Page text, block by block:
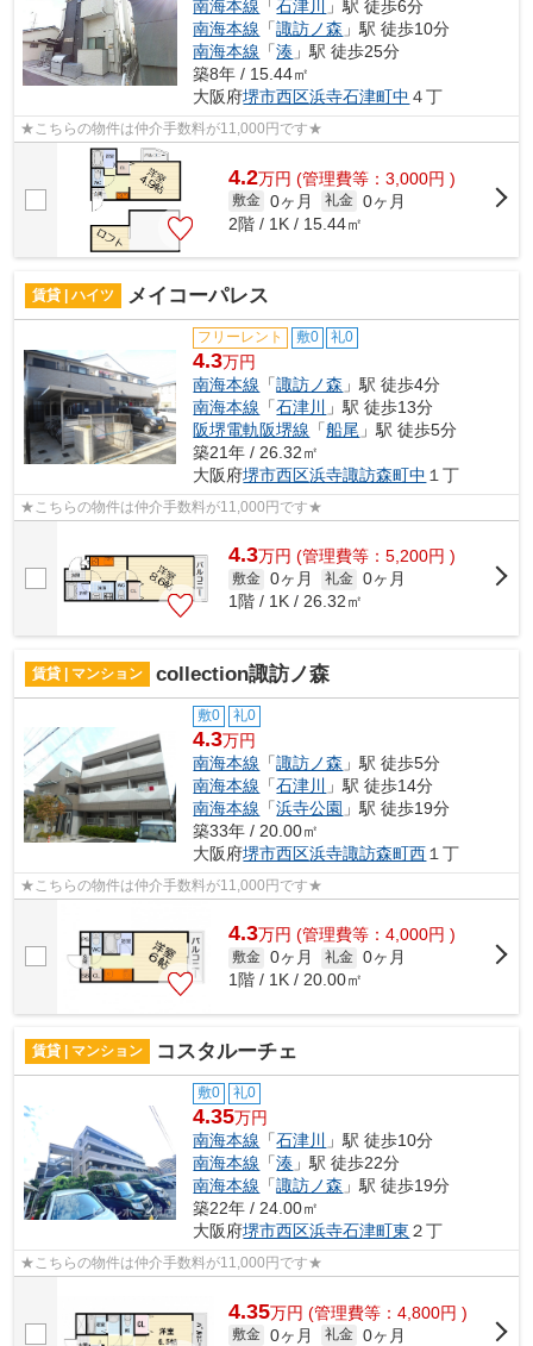
南海本線 「石津川
」駅 徒歩6分
南海本線 「諏訪ノ森 」駅 徒歩10分
南海本線 「湊 」駅 徒歩25分
築8年 / 15.44㎡
大阪府堺市西区浜寺石津町中 ４丁
★こちらの物件は仲介手数料が11,000円です★
4.2万円 (管理費等：3,000円 )
敷金 0ヶ月 礼金 0ヶ月
2階 / 1K / 15.44㎡
賃貸 | ハイツ メイコーパレス
フリーレント 敷0 礼0
4.3万円
南海本線 「諏訪ノ森 」駅 徒歩4分
南海本線 「石津川
」駅 徒歩13分
阪堺電軌阪堺線 「船尾 」駅 徒歩5分
築21年 / 26.32㎡
大阪府堺市西区浜寺諏訪森町中 １丁
★こちらの物件は仲介手数料が11,000円です★
4.3万円 (管理費等：5,200円 )
敷金 0ヶ月 礼金 0ヶ月
1階 / 1K / 26.32㎡
賃貸 | マンション collection諏訪ノ森
敷0 礼0
4.3万円
南海本線 「諏訪ノ森 」駅 徒歩5分
南海本線 「石津川 」駅 徒歩14分
南海本線 「浜寺公園 」駅 徒歩19分
築33年 / 20.00㎡
大阪府堺市西区浜寺諏訪森町西 １丁
★こちらの物件は仲介手数料が11,000円です★
4.3万円 (管理費等：4,000円 )
敷金 0ヶ月 礼金 0ヶ月
1階 / 1K / 20.00㎡
賃貸 | マンション コスタルーチェ
敷0 礼0
4.35万円
南海本線 「石津川
」駅 徒歩10分
南海本線 「湊 」駅 徒歩22分
南海本線 「諏訪ノ森 」駅 徒歩19分
築22年 / 24.00㎡
大阪府堺市西区浜寺石津町東 ２丁
★こちらの物件は仲介手数料が11,000円です★
4.35万円 (管理費等：4,800円 )
敷金 0ヶ月 礼金 0ヶ月